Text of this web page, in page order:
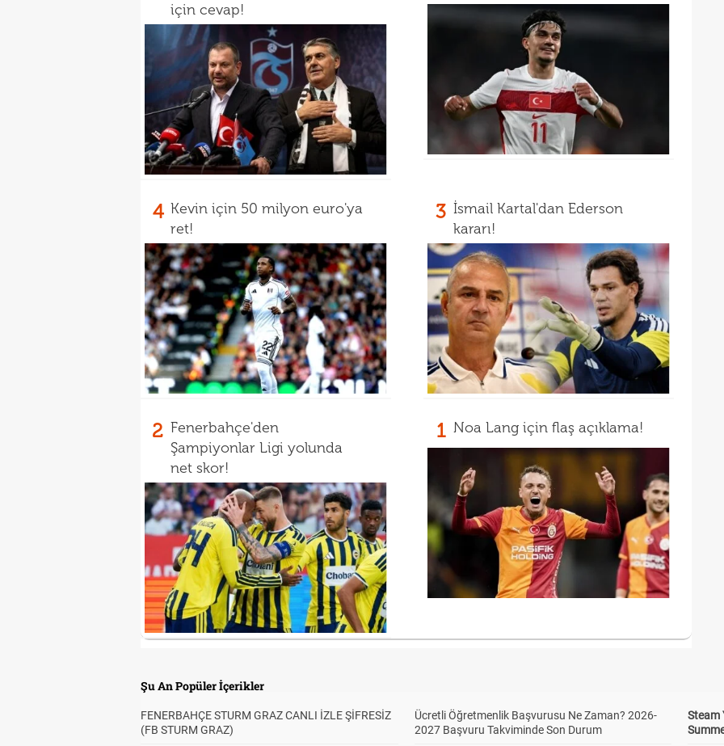
için cevap!
4 Kevin için 50 milyon euro'ya
ret!
3 İsmail Kartal'dan Ederson
kararı!
2 Fenerbahçe'den
Şampiyonlar Ligi yolunda
net skor!
1 Noa Lang için flaş açıklama!
Şu An Popüler İçerikler
FENERBAHÇE STURM GRAZ CANLI İZLE ŞİFRESİZ
(FB STURM GRAZ)
Ücretli Öğretmenlik Başvurusu Ne Zaman? 2026-
2027 Başvuru Takviminde Son Durum
Steam